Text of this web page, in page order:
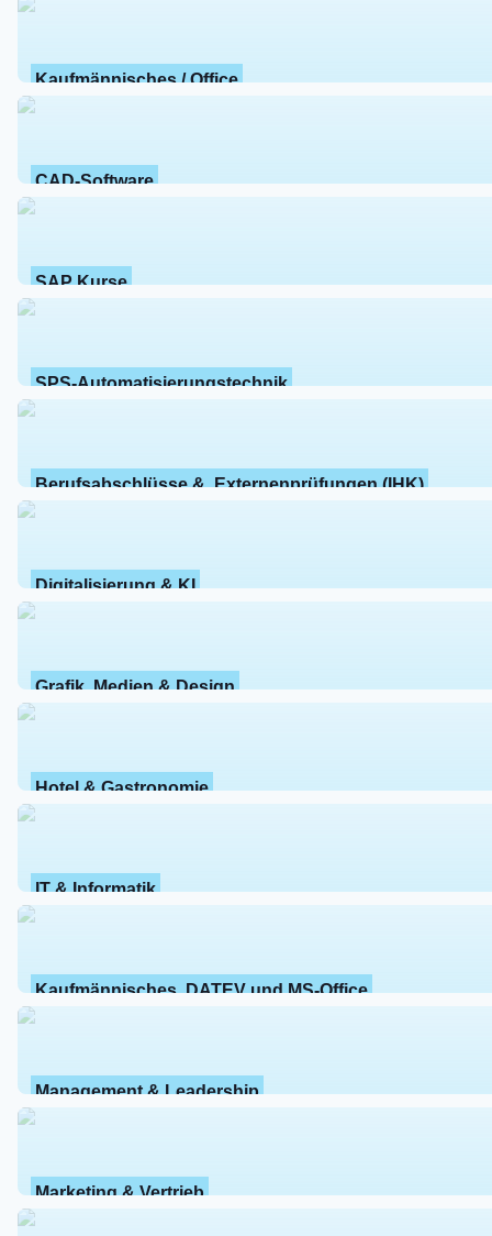
Kaufmännisches / Office
CAD-Software
SAP Kurse
SPS-Automatisierungstechnik
Berufsabschlüsse &  Externenprüfungen (IHK)
Digitalisierung & KI
Grafik, Medien & Design
Hotel & Gastronomie
IT & Informatik
Kaufmännisches, DATEV und MS-Office
Management & Leadership
Marketing & Vertrieb